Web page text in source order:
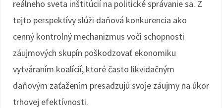
reálneho sveta inštitúcií na politické správanie sa. Z
tejto perspektívy slúži daňová konkurencia ako
cenný kontrolný mechanizmus voči schopnosti
záujmových skupín poškodzovať ekonomiku
vytváraním koalícií, ktoré často likvidačným
daňovým zaťažením presadzujú svoje záujmy na úkor
trhovej efektívnosti.